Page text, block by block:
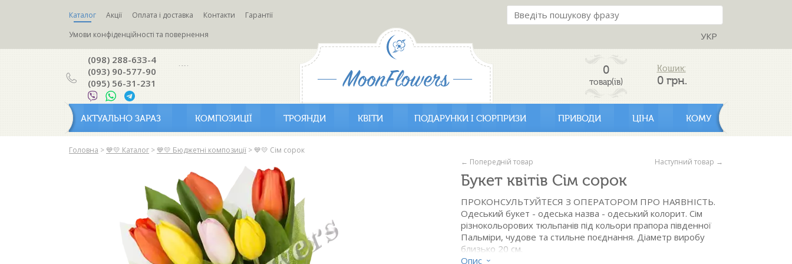
Каталог Акції Оплата і доставка Контакти
Гарантії
Умови конфіденційності та повернення
УКР
(098) 288-633-4
(093) 90-577-90
(095) 56-31-231
0
товар(ів)
Кошик:
0 грн.
АКТУАЛЬНО ЗАРАЗ КОМПОЗИЦІЇ ТРОЯНДИ КВІТИ ПОДАРУНКИ І СЮРПРИЗИ ПРИВОДИ ЦІНА КОМУ
Головна > 💙💛 Каталог > 💙💛 Бюджетні композиції > 💙💛 Сім сорок
Наступний товар →
← Попередній товар
Букет квітів Сім сорок
ПРОКОНСУЛЬТУЙТЕСЯ З ОПЕРАТОРОМ ПРО НАЯВНІСТЬ.
Одеський букет - одеська назва - одеський колорит. Сім
різнокольорових тюльпанів під кольори прапора південної
Пальміри, чудове та стильне поєднання. Діаметр виробу
близько 20 см.
Опис